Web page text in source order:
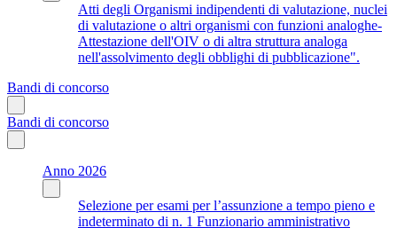
Atti degli Organismi indipendenti di valutazione, nuclei
di valutazione o altri organismi con funzioni analoghe-
Attestazione dell'OIV o di altra struttura analoga
nell'assolvimento degli obblighi di pubblicazione".
Bandi di concorso
Bandi di concorso
Anno 2026
Selezione per esami per l’assunzione a tempo pieno e
indeterminato di n. 1 Funzionario amministrativo